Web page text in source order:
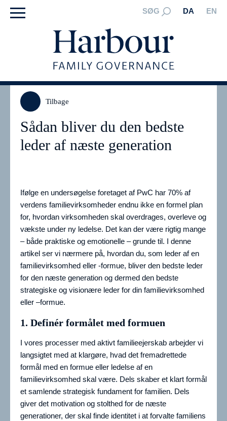
SØG DA EN
Tilbage
Sådan bliver du den bedste
leder af næste generation
Ifølge en undersøgelse foretaget af PwC har 70% af
verdens familievirksomheder endnu ikke en formel plan
for, hvordan virksomheden skal overdrages, overleve og
vækste under ny ledelse. Det kan der være rigtig mange
– både praktiske og emotionelle – grunde til. I denne
artikel ser vi nærmere på, hvordan du, som leder af en
familievirksomhed eller -formue, bliver den bedste leder
for den næste generation og dermed den bedste
strategiske og visionære leder for din familievirksomhed
eller –formue.
1. Definér formålet med formuen
I vores processer med aktivt familieejerskab arbejder vi
langsigtet med at klargøre, hvad det fremadrettede
formål med en formue eller ledelse af en
familievirksomhed skal være. Dels skaber et klart formål
et samlende strategisk fundament for familien. Dels
giver det motivation og stolthed for de næste
generationer, der skal finde identitet i at forvalte familiens